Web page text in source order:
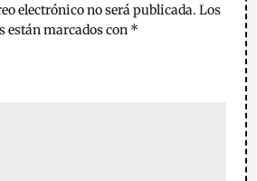
electrónico no será publicada. Los
están marcados con *